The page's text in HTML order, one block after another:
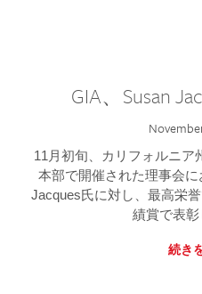
GIA、Susan
11月初旬、カリフォルニア
本部で開催された理事会
Jacques氏に対し、最高栄
績賞で表彰
続き